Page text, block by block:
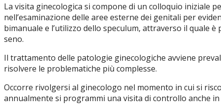
La visita ginecologica si compone di un colloquio iniziale
nell’esaminazione delle aree esterne dei genitali per
bimanuale e l’utilizzo dello speculum, attraverso il quale
seno.
Il trattamento delle patologie ginecologiche avviene
risolvere le problematiche più complesse.
Occorre rivolgersi al ginecologo nel momento in cui si
annualmente si programmi una visita di controllo anche